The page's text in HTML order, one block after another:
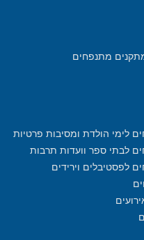
מתנפחים
לימי הולדת ומסיבות פרטיות
לבתי ספר וועדות תרבות
לפסטיבלים וירידים